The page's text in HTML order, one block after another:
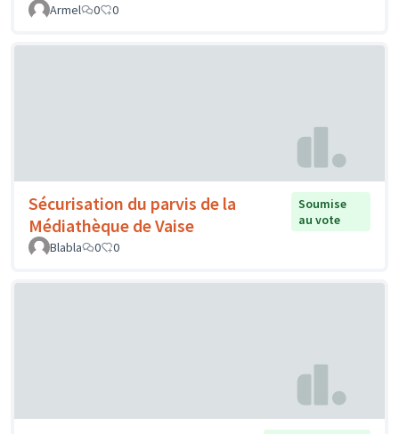
Armel
0 0
Sécurisation du parvis de la
Médiathèque de Vaise
Soumise
au vote
Blabla
0 0